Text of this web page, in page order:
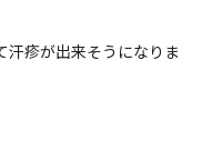
汗疹が出来そうになりま